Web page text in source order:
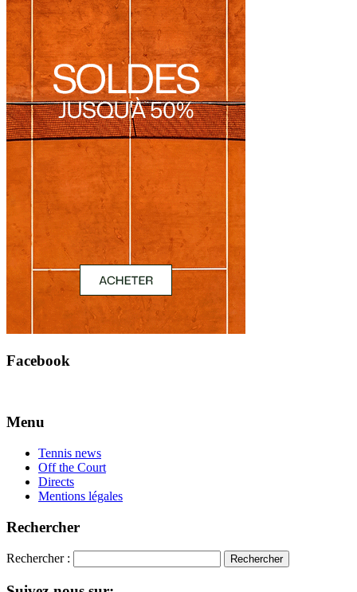
Facebook
Menu
Tennis news
Off the Court
Directs
Mentions légales
Rechercher
Rechercher :